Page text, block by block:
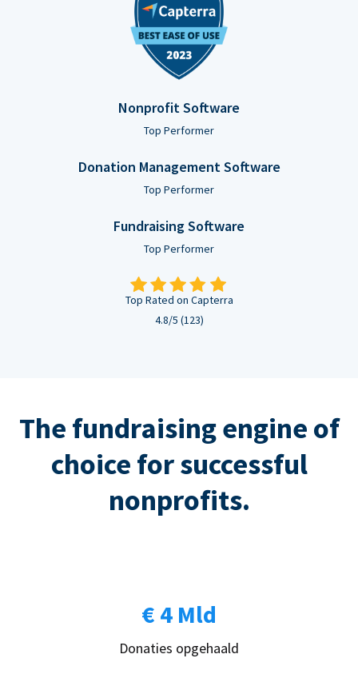
Nonprofit Software
Top Performer
Donation Management Software
Top Performer
Fundraising Software
Top Performer
Top Rated on Capterra
4.8/5 (123)
The fundraising engine of
choice for successful
nonprofits.
€ 4 Mld
Donaties opgehaald